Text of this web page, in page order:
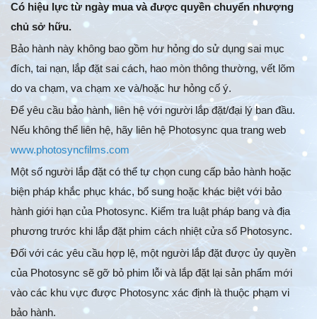
Có hiệu lực từ ngày mua và được quyền chuyển nhượng
chủ sở hữu.
Bảo hành này không bao gồm hư hỏng do sử dụng sai mục
đích, tai nạn, lắp đặt sai cách, hao mòn thông thường, vết lõm
do va chạm, va chạm xe và/hoặc hư hỏng cố ý.
Để yêu cầu bảo hành, liên hệ với người lắp đặt/đại lý ban đầu.
Nếu không thể liên hệ, hãy liên hệ Photosync qua trang web
www.photosyncfilms.com
Một số người lắp đặt có thể tự chọn cung cấp bảo hành hoặc
biện pháp khắc phục khác, bổ sung hoặc khác biệt với bảo
hành giới hạn của Photosync. Kiểm tra luật pháp bang và địa
phương trước khi lắp đặt phim cách nhiệt cửa sổ Photosync.
Đối với các yêu cầu hợp lệ, một người lắp đặt được ủy quyền
của Photosync sẽ gỡ bỏ phim lỗi và lắp đặt lại sản phẩm mới
vào các khu vực được Photosync xác định là thuộc phạm vi
bảo hành.